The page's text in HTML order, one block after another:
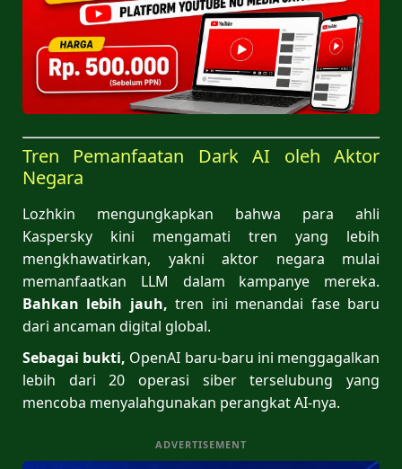
Tren Pemanfaatan Dark AI oleh Aktor
Negara
Lozhkin mengungkapkan bahwa para ahli
Kaspersky kini mengamati tren yang lebih
mengkhawatirkan, yakni aktor negara mulai
memanfaatkan LLM dalam kampanye mereka.
Bahkan lebih jauh, tren ini menandai fase baru
dari ancaman digital global.
Sebagai bukti, OpenAI baru-baru ini menggagalkan
lebih dari 20 operasi siber terselubung yang
mencoba menyalahgunakan perangkat AI-nya.
ADVERTISEMENT